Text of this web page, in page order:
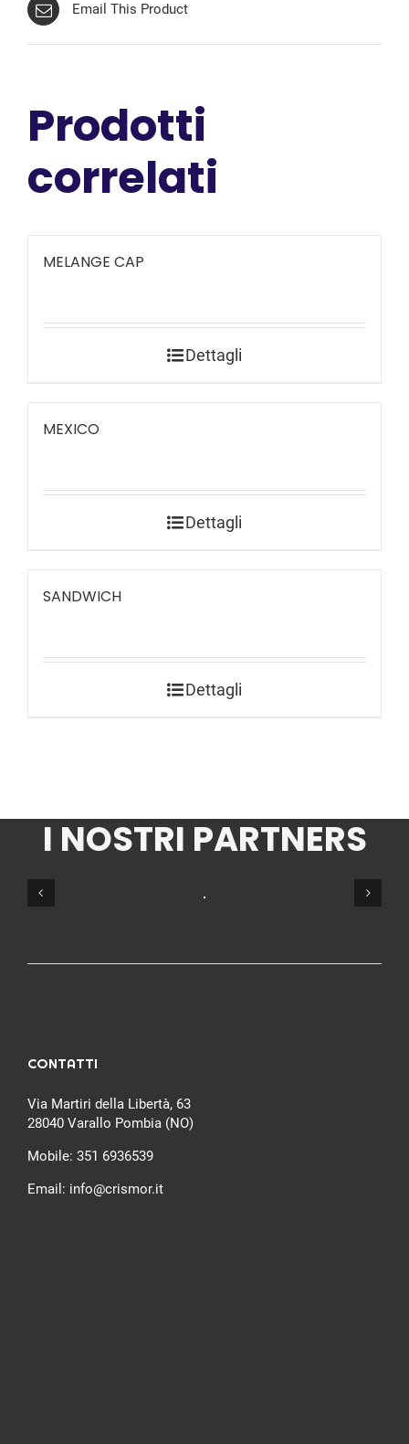
Email This Product
Prodotti
correlati
MELANGE CAP
Dettagli
MEXICO
Dettagli
SANDWICH
Dettagli
I NOSTRI PARTNERS
CONTATTI
Via Martiri della Libertà, 63
28040 Varallo Pombia (NO)
Mobile: 351 6936539
Email: info@crismor.it